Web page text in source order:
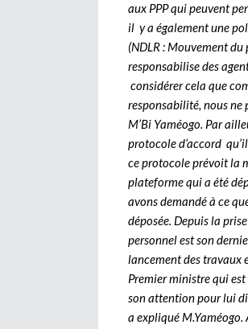
aux PPP qui peuvent
il y a également une
(NDLR : Mouvement
responsabilise des
considérer cela que
responsabilité, nous ne
M’Bi Yaméogo. Par
protocole d’accord
ce protocole prévoit la
plateforme qui a été
avons demandé à ce
déposée. Depuis la
personnel est son
lancement des travaux
Premier ministre qui
son attention pour lui
a expliqué